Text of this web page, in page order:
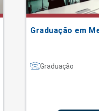
Graduação em
Graduação